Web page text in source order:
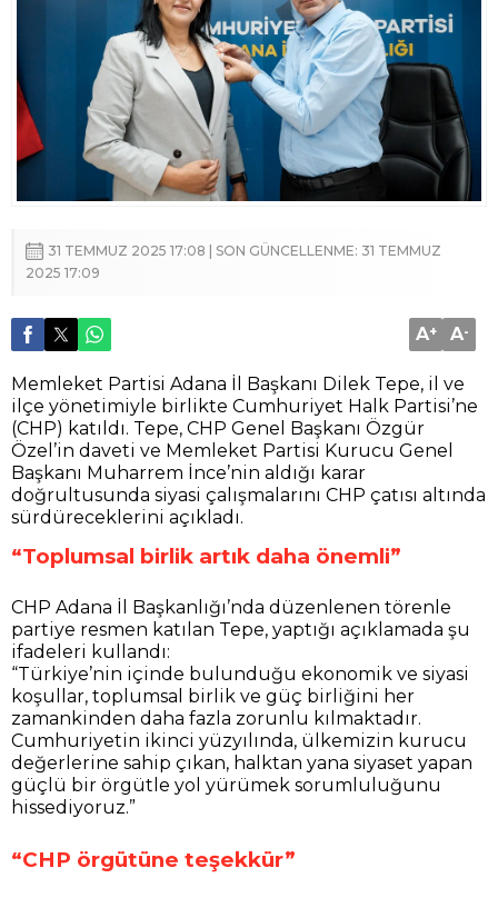
31 TEMMUZ 2025 17:08 | SON GÜNCELLENME: 31 TEMMUZ
2025 17:09
A+ A-
Memleket Partisi Adana İl Başkanı Dilek Tepe, il ve
ilçe yönetimiyle birlikte Cumhuriyet Halk Partisi’ne
(CHP) katıldı. Tepe, CHP Genel Başkanı Özgür
Özel’in daveti ve Memleket Partisi Kurucu Genel
Başkanı Muharrem İnce’nin aldığı karar
doğrultusunda siyasi çalışmalarını CHP çatısı altında
sürdüreceklerini açıkladı.
“Toplumsal birlik artık daha önemli”
CHP Adana İl Başkanlığı’nda düzenlenen törenle
partiye resmen katılan Tepe, yaptığı açıklamada şu
ifadeleri kullandı:
“Türkiye’nin içinde bulunduğu ekonomik ve siyasi
koşullar, toplumsal birlik ve güç birliğini her
zamankinden daha fazla zorunlu kılmaktadır.
Cumhuriyetin ikinci yüzyılında, ülkemizin kurucu
değerlerine sahip çıkan, halktan yana siyaset yapan
güçlü bir örgütle yol yürümek sorumluluğunu
hissediyoruz.”
“CHP örgütüne teşekkür”